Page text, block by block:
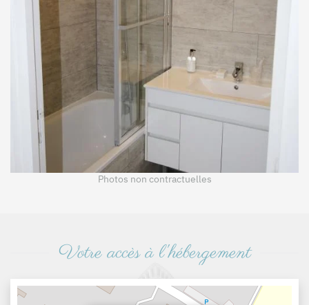
+
Photos non contractuelles
Votre accès à l'hébergement